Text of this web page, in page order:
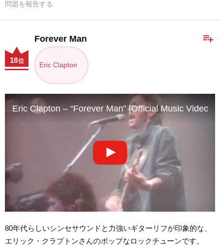
問題を報告する
playlist_add
Forever Man
Eric Clapton
18位
Eric Clapton – “Forever Man” [Official Music Video]
80年代らしいシンセサウンドと力強いギターリフが印象的な、
エリック・クラプトンさんのポップなロックチューンです。